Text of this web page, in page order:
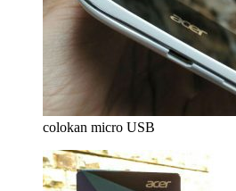
colokan micro USB